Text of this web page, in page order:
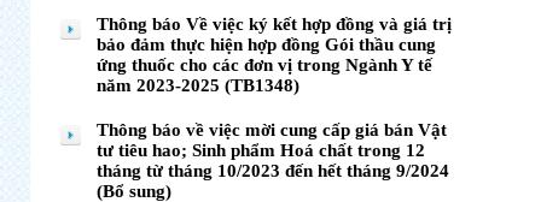
Thông báo Về việc ký kết hợp đồng và giá trị
bảo đảm thực hiện hợp đồng Gói thầu cung
ứng thuốc cho các đơn vị trong Ngành Y tế
năm 2023-2025 (TB1348)
Thông báo về việc mời cung cấp giá bán Vật
tư tiêu hao; Sinh phẩm Hoá chất trong 12
tháng từ tháng 10/2023 đến hết tháng 9/2024
(Bổ sung)